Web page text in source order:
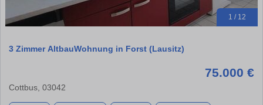
1 / 12
3 Zimmer AltbauWohnung in Forst (Lausitz)
75.000 €
Cottbus, 03042